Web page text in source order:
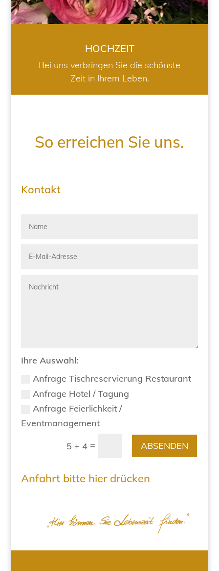
HOCHZEIT
Bei uns verbringen Sie die schönste
Zeit in Ihrem Leben.
So erreichen Sie uns.
Kontakt
Ihre Auswahl:
Anfrage Tischreservierung Restaurant
Anfrage Hotel / Tagung
Anfrage Feierlichkeit /
Eventmanagement
5 + 4 = ABSENDEN
Anfahrt bitte hier drücken